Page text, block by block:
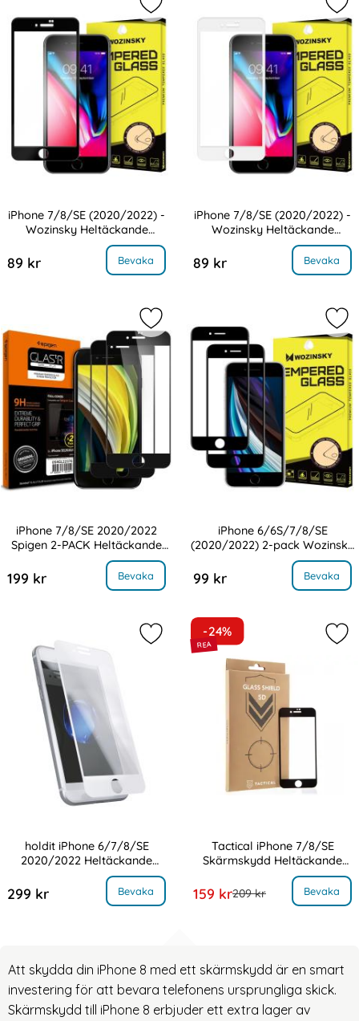
iPhone 7/8/SE (2020/2022) -
Wozinsky Heltäckande
Skärmskydd - Svart
89 kr Bevaka
8/SE (2020/2022) - Wozinsky Heltäckande Skärmskydd - Svart
Markera iPhone 7/8/SE (2020/
iPhone 7/8/SE (2020/2022) -
Wozinsky Heltäckande
Skärmskydd - Vit
89 kr Bevaka
, iPhone 7/8/SE (2020/2022) - Wozinsky
iPhone 7/8/SE 2020/2022
Spigen 2-PACK Heltäckande
Skärmskydd Härdat Glas
199 kr Bevaka
2020/2022 Spigen 2-PACK Heltäckande Skärmskydd Härdat Glas
Markera iPhone 7/8/SE 2020/
iPhone 6/6S/7/8/SE
(2020/2022) 2-pack Wozinsky
Heltäckande Skärmskydd
99 kr Bevaka
, iPhone 6/6S/7/8/SE (2020/2022) 2-pack
holdit iPhone 6/7/8/SE
2020/2022 Heltäckande
Skärmskydd I Härdat Glas Vit
299 kr Bevaka
6/7/8/SE 2020/2022 Heltäckande Skärmskydd I Härdat Glas Vit
Markera holdit iPhone 6/7/8/SE
-24%
Tactical iPhone 7/8/SE
Skärmskydd Heltäckande
Härdat Glas Svart
rea pris
159 krtidigare pris
209 kr Bevaka
, Tactical iPhone 7/8/SE Skärmskydd
Att skydda din iPhone 8 med ett skärmskydd är en smart
investering för att bevara telefonens ursprungliga skick.
Skärmskydd till iPhone 8 erbjuder ett extra lager av